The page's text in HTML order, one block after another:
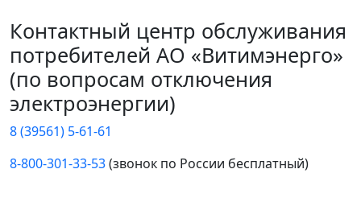
Контактный центр обслуживания
потребителей АО «Витимэнерго»
(по вопросам отключения
электроэнергии)
8 (39561) 5-61-61
8-800-301-33-53(звонок по России бесплатный)